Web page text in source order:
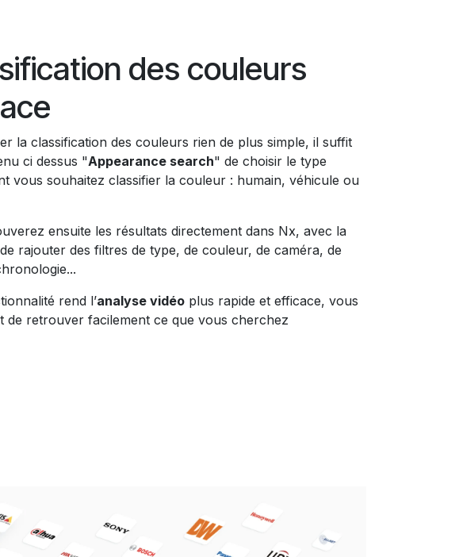
des couleurs
la classification des couleurs rien de plus simple, il suffit
ci dessus "Appearance search" de choisir le type
vous souhaitez classifier la couleur : humain, véhicule ou
ensuite les résultats directement dans Nx, avec la
rajouter des filtres de type, de couleur, de caméra, de
rend l’analyse vidéo plus rapide et efficace, vous
de retrouver facilement ce que vous cherchez